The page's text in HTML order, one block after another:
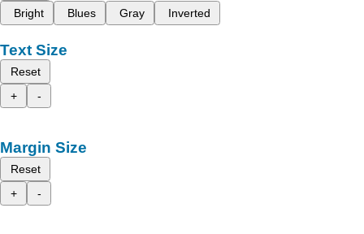
Bright
Blues Gray Inverted
Text Size
Reset
+
-
Margin Size
Reset
+
-